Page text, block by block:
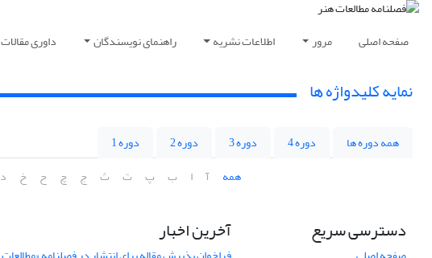
صفحه اصلی مرور اطلاعات نشریه راهنمای نویسندگان داوری مقالات
نمایه کلیدواژه ها
همه دوره ها دوره 4 دوره 3 دوره 2
دوره 1
همه
آ ا ب پ ت ث ج چ ح خ د
دسترسی سریع آخرین اخبار